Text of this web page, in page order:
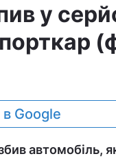
у
в Google
автомобіль,